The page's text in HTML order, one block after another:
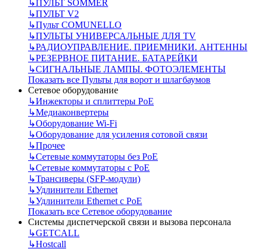
↳ПУЛЬТ SOMMER
↳ПУЛЬТ V2
↳Пульт СOMUNELLO
↳ПУЛЬТЫ УНИВЕРСАЛЬНЫЕ ДЛЯ TV
↳РАДИОУПРАВЛЕНИЕ. ПРИЕМНИКИ. АНТЕННЫ
↳РЕЗЕРВНОЕ ПИТАНИЕ. БАТАРЕЙКИ
↳СИГНАЛЬНЫЕ ЛАМПЫ. ФОТОЭЛЕМЕНТЫ
Показать все Пульты для ворот и шлагбаумов
Сетевое оборудование
↳Инжекторы и сплиттеры РоЕ
↳Медиаконвертеры
↳Оборудование Wi-Fi
↳Оборудование для усиления сотовой связи
↳Прочее
↳Сетевые коммутаторы без РоЕ
↳Сетевые коммутаторы с РоЕ
↳Трансиверы (SFP-модули)
↳Удлинители Ethernet
↳Удлинители Ethernet с PoE
Показать все Сетевое оборудование
Системы диспетчерской связи и вызова персонала
↳GETCALL
↳Hostcall